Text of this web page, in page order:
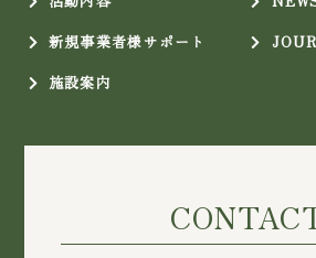
新規事業者様サポート
施設案内